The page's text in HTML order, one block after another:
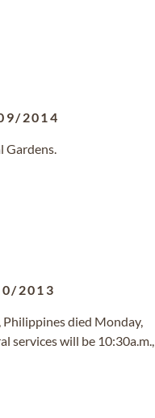
2014
Gardens.
2013
died Monday,
services will be 10:30a.m.,